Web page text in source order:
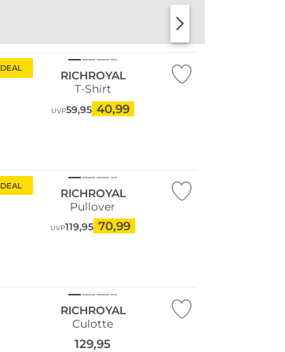
DEAL
RICHROYAL
T-Shirt
UVP59,95 40,99
DEAL
RICHROYAL
Pullover
UVP119,95 70,99
RICHROYAL
Culotte
129,95